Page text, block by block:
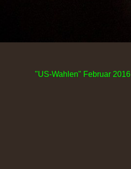
"US-Wahlen" Februar 2016